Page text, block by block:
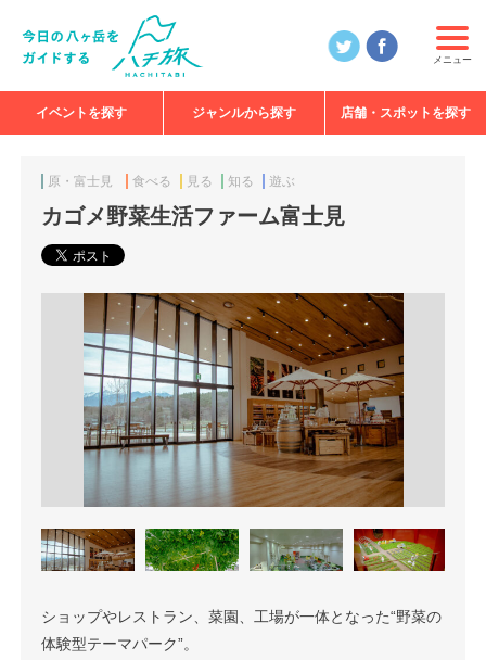
メニュー
イベントを探す ジャンルから探す 店舗・スポットを探す
原・富士見 食べる 見る 知る 遊ぶ
カゴメ野菜生活ファーム富士見
ショップやレストラン、菜園、工場が一体となった“野菜の
体験型テーマパーク”。